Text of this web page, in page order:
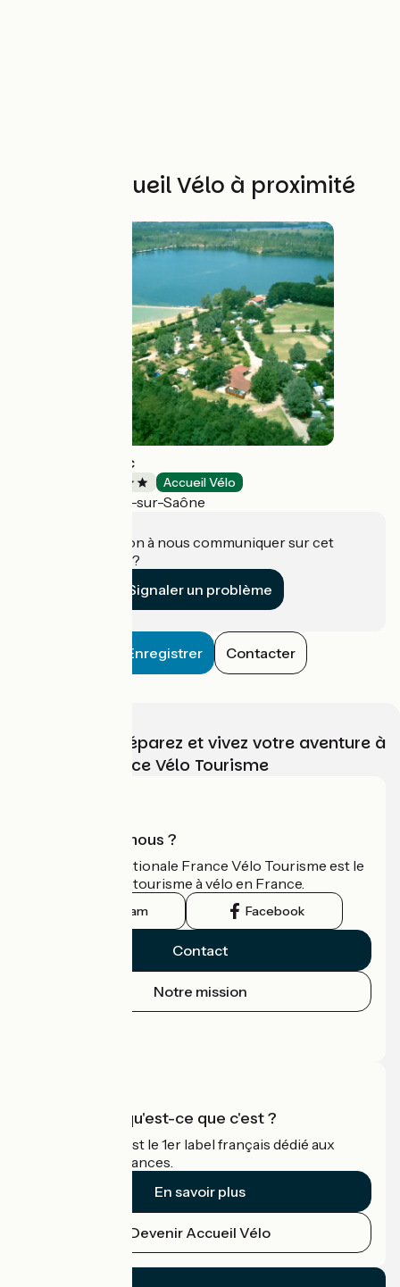
Autres Accueil Vélo à proximité
Camping du Lac
Accueil Vélo
Cormoranche-sur-Saône
Une information à nous communiquer sur cet
établissement ?
Signaler un problème
Enregistrer Contacter
Choisissez, préparez et vivez votre aventure à
vélo avec France Vélo Tourisme
Qui sommes-nous ?
L'association nationale France Vélo Tourisme est le
guide officiel du tourisme à vélo en France.
Instagram Facebook
Contact
Notre mission
Accueil Vélo qu'est-ce que c'est ?
Accueil Vélo c'est le 1er label français dédié aux
cyclistes en vacances.
En savoir plus
Devenir Accueil Vélo